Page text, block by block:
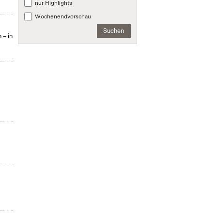
– in
nur Highlights
Wochenendvorschau
Suchen